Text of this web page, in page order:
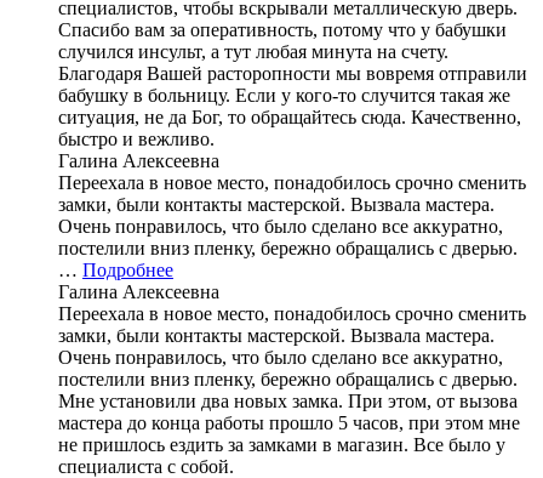
специалистов, чтобы вскрывали металлическую дверь.
Спасибо вам за оперативность, потому что у бабушки
случился инсульт, а тут любая минута на счету.
Благодаря Вашей расторопности мы вовремя отправили
бабушку в больницу. Если у кого-то случится такая же
ситуация, не да Бог, то обращайтесь сюда. Качественно,
быстро и вежливо.
Галина Алексеевна
Переехала в новое место, понадобилось срочно сменить
замки, были контакты мастерской. Вызвала мастера.
Очень понравилось, что было сделано все аккуратно,
постелили вниз пленку, бережно обращались с дверью.
… Подробнее
Галина Алексеевна
Переехала в новое место, понадобилось срочно сменить
замки, были контакты мастерской. Вызвала мастера.
Очень понравилось, что было сделано все аккуратно,
постелили вниз пленку, бережно обращались с дверью.
Мне установили два новых замка. При этом, от вызова
мастера до конца работы прошло 5 часов, при этом мне
не пришлось ездить за замками в магазин. Все было у
специалиста с собой.